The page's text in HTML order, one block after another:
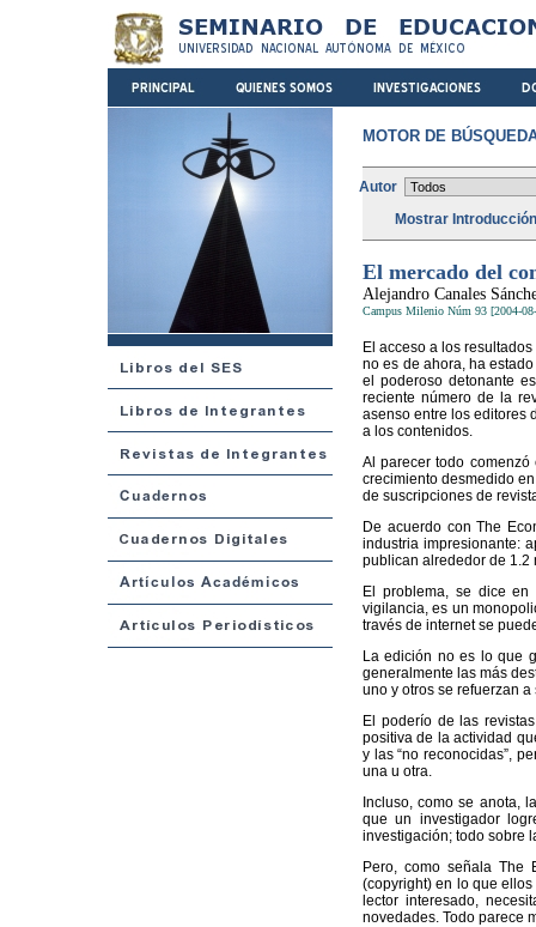
MOTOR DE
Autor
Mostrar
El mercado del
Alejandro Canales
Campus Milenio Núm 93 [2004-
El acceso a los
no es de ahora, ha
el poderoso detonante
reciente número de la
asenso entre los editores
a los contenidos.
Al parecer todo
crecimiento desmedido
de suscripciones de
De acuerdo con The
industria impresionante:
publican alrededor de 1.2
El problema, se dice
vigilancia, es un
través de internet se
La edición no es lo que
generalmente las más
uno y otros se refuerzan
El poderío de las
positiva de la actividad
y las “no reconocidas”,
una u otra.
Incluso, como se anota,
que un investigador
investigación; todo sobre
Pero, como señala The
(copyright) en lo que
lector interesado,
novedades. Todo parece